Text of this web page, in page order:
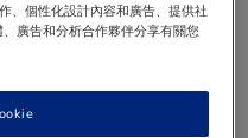
、個性化設計內容和廣告、提供社
廣告和分析合作夥伴分享有關您